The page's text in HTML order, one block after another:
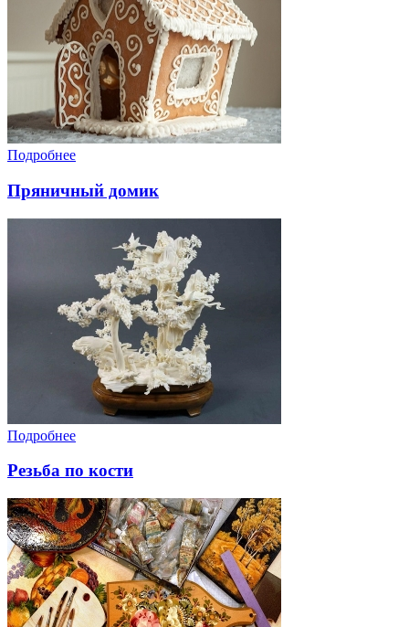
Подробнее
Пряничный домик
Подробнее
Резьба по кости